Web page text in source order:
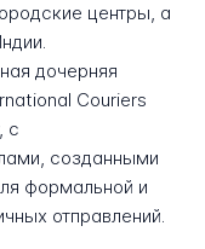
центры, а
дочерняя
Couriers
с
созданными
формальной и
отправлений.